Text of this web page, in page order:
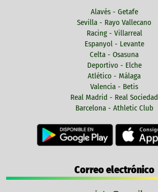
Alavés - Getafe
Sevilla - Rayo Vallecano
Racing - Villarreal
Espanyol - Levante
Celta - Osasuna
Deportivo - Elche
Atlético - Málaga
Valencia - Betis
Real Madrid - Real Sociedad
Barcelona - Athletic Club
Correo electrónico